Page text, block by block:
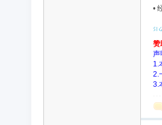
•
赞
声
1.
2.
3.